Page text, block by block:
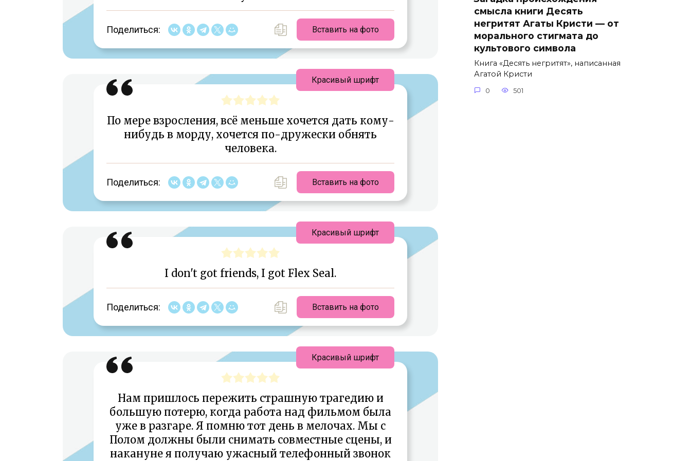
Поделиться: Вставить на фото
По мере взросления, всё меньше хочется дать кому-
нибудь в морду, хочется по-дружески обнять
человека.
Поделиться: Вставить на фото
Красивый шрифт
I don't got friends, I got Flex Seal.
Поделиться: Вставить на фото
Красивый шрифт
Нам пришлось пережить страшную трагедию и
большую потерю, когда работа над фильмом была
уже в разгаре. Я помню тот день в мелочах. Мы с
Полом должны были снимать совместные сцены, и
накануне я получаю ужасный телефонный звонок
Красивый шрифт
смысла книги Десять
негритят Агаты Кристи — от
морального стигмата до
культового символа
Книга «Десять негритят», написанная
Агатой Кристи
0 501